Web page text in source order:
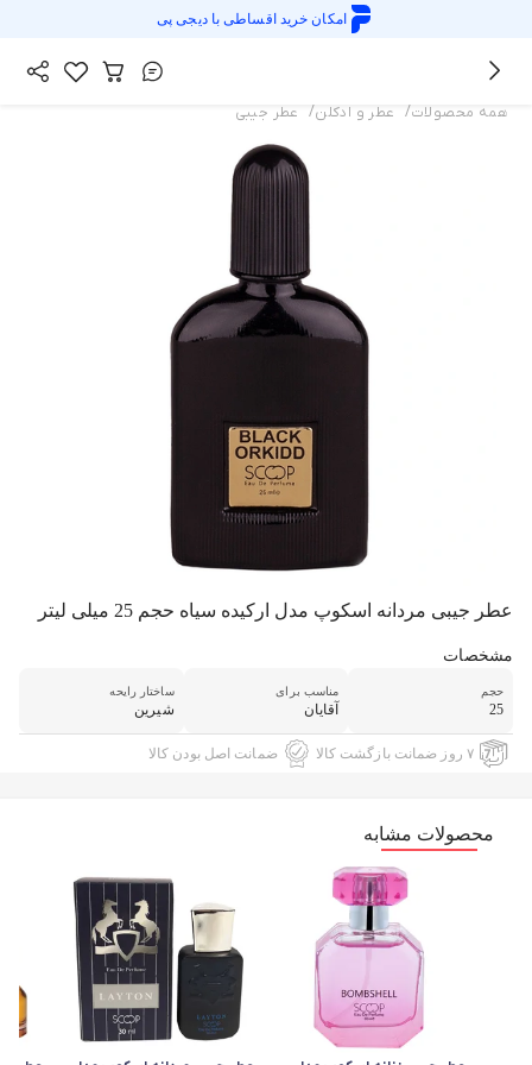
امکان خرید اقساطی بادیجی پی
همه محصولات/ عطر و ادکلن/ عطر جیبی
عطر جیبی مردانه اسکوپ مدل ارکیده سیاه حجم 25 میلی لیتر
مشخصات
حجم
25
مناسب برای
آقایان
ساختار رایحه
شیرین
۷ روز ضمانت بازگشت کالا ضمانت اصل بودن کالا
محصولات مشابه